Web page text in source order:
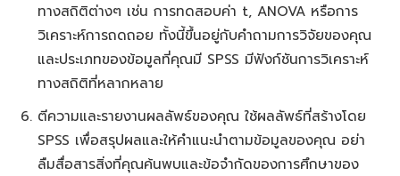
ทางสถิติต่างๆ เช่น การทดสอบค่า t, ANOVA หรือการ
วิเคราะห์การถดถอย ทั้งนี้ขึ้นอยู่กับคำถามการวิจัยของคุณ
และประเภทของข้อมูลที่คุณมี SPSS มีฟังก์ชันการวิเคราะห์
ทางสถิติที่หลากหลาย
ตีความและรายงานผลลัพธ์ของคุณ ใช้ผลลัพธ์ที่สร้างโดย
SPSS เพื่อสรุปผลและให้คำแนะนำตามข้อมูลของคุณ อย่า
ลืมสื่อสารสิ่งที่คุณค้นพบและข้อจำกัดของการศึกษาของ